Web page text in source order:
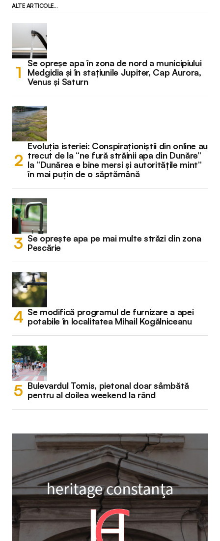
ALTE ARTICOLE...
Se opreșe apa în zona de nord a municipiului
Medgidia și în stațiunile Jupiter, Cap Aurora,
Venus și Saturn
Evoluția isteriei: Conspiraționiștii din online au
trecut de la “ne fură străinii apa din Dunăre”
la “Dunărea e bine mersi și autoritățile mint”
în mai puțin de o săptămână
Se oprește apa pe mai multe străzi din zona
Pescărie
Se modifică programul de furnizare a apei
potabile în localitatea Mihail Kogălniceanu
Bulevardul Tomis, pietonal doar sâmbătă
pentru al doilea weekend la rând